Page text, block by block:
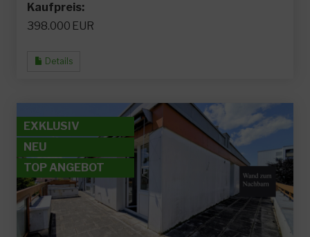
Kaufpreis:
398.000 EUR
Details
EXKLUSIV
NEU
TOP ANGEBOT